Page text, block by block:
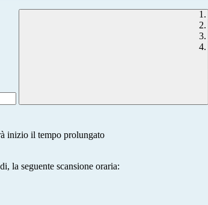
inizio il tempo prolungato
la seguente scansione oraria: